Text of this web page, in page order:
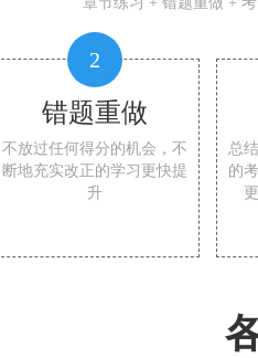
2
错题重做
不放过任何得分的机会，不
断地充实改正的学习更快提
升
总
的